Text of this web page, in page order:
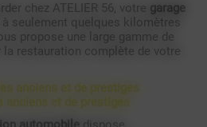
chez ATELIER 56, votre garage
à seulement quelques kilomètres
propose une large gamme de
la restauration complète de votre
anciens et de prestiges
anciens et de prestiges